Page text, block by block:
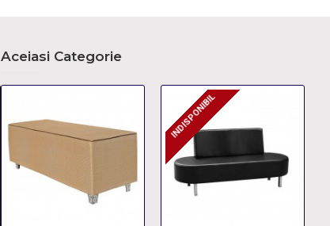
Aceiasi Categorie
INDISPONIBIL
INDISPONIBIL